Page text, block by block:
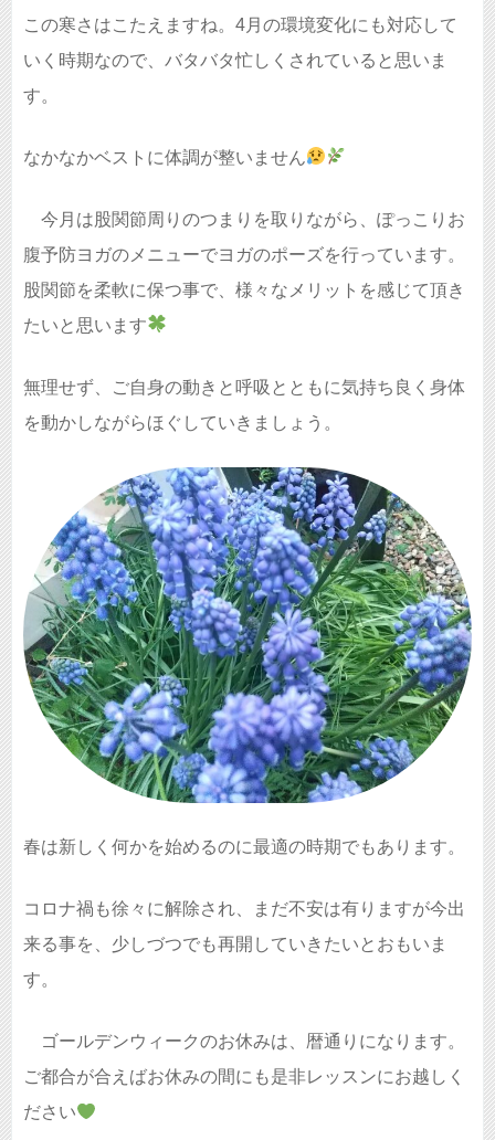
この寒さはこたえますね。4月の環境変化にも対応して
いく時期なので、バタバタ忙しくされていると思いま
す。
なかなかベストに体調が整いません
今月は股関節周りのつまりを取りながら、ぽっこりお
腹予防ヨガのメニューでヨガのポーズを行っています。
股関節を柔軟に保つ事で、様々なメリットを感じて頂き
たいと思います
無理せず、ご自身の動きと呼吸とともに気持ち良く身体
を動かしながらほぐしていきましょう。
春は新しく何かを始めるのに最適の時期でもあります。
コロナ禍も徐々に解除され、まだ不安は有りますが今出
来る事を、少しづつでも再開していきたいとおもいま
す。
ゴールデンウィークのお休みは、暦通りになります。
ご都合が合えばお休みの間にも是非レッスンにお越しく
ださい